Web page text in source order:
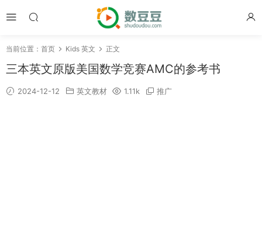
当前位置： 首页 Kids 英文 正文
三本英文原版美国数学竞赛AMC的参考书
2024-12-12 英文教材 1.11k 推广